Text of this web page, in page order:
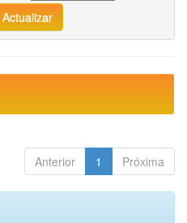
Anterior 1 Próxima